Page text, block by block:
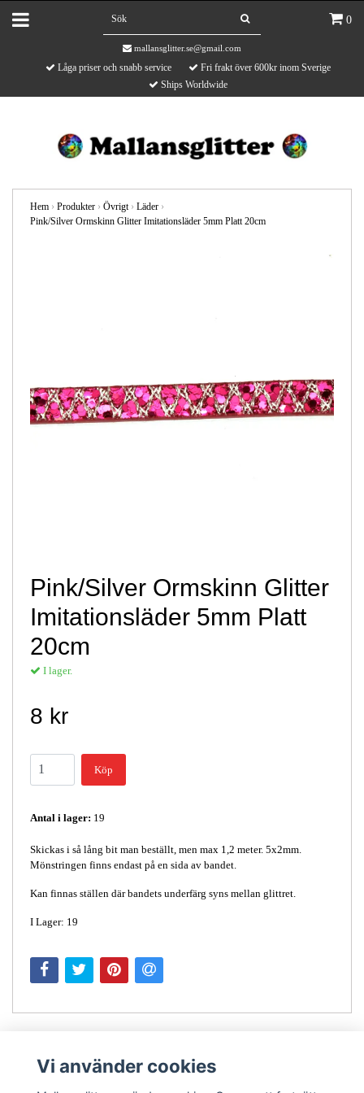
0
mallansglitter.se@gmail.com
Låga priser och snabb service
Fri frakt över 600kr inom Sverige
Ships Worldwide
Hem › Produkter › Övrigt › Läder ›
Pink/Silver Ormskinn Glitter Imitationsläder 5mm Platt 20cm
Pink/Silver Ormskinn Glitter
Imitationsläder 5mm Platt
20cm
I lager.
8 kr
Köp
Antal i lager: 19
Skickas i så lång bit man beställt, men max 1,2 meter. 5x2mm.
Mönstringen finns endast på en sida av bandet.
Kan finnas ställen där bandets underfärg syns mellan glittret.
I Lager: 19
Vi använder cookies